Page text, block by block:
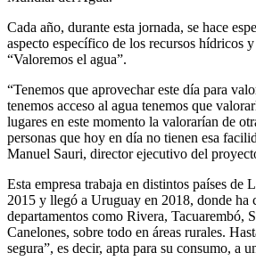
Cada año, durante esta jornada, se hace
aspecto específico de los recursos hídricos
“Valoremos el agua”.
“Tenemos que aprovechar este día para
tenemos acceso al agua tenemos que
lugares en este momento la valorarían de
personas que hoy en día no tienen esa
Manuel Sauri, director ejecutivo del
Esta empresa trabaja en distintos países de
2015 y llegó a Uruguay en 2018, donde ha
departamentos como Rivera, Tacuarembó,
Canelones, sobre todo en áreas rurales.
segura”, es decir, apta para su consumo, a